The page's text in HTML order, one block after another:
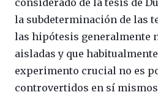
considerado de la tesis de
la subdeterminación de las
las hipótesis generalmente
aisladas y que
experimento crucial no es
controvertidos en sí